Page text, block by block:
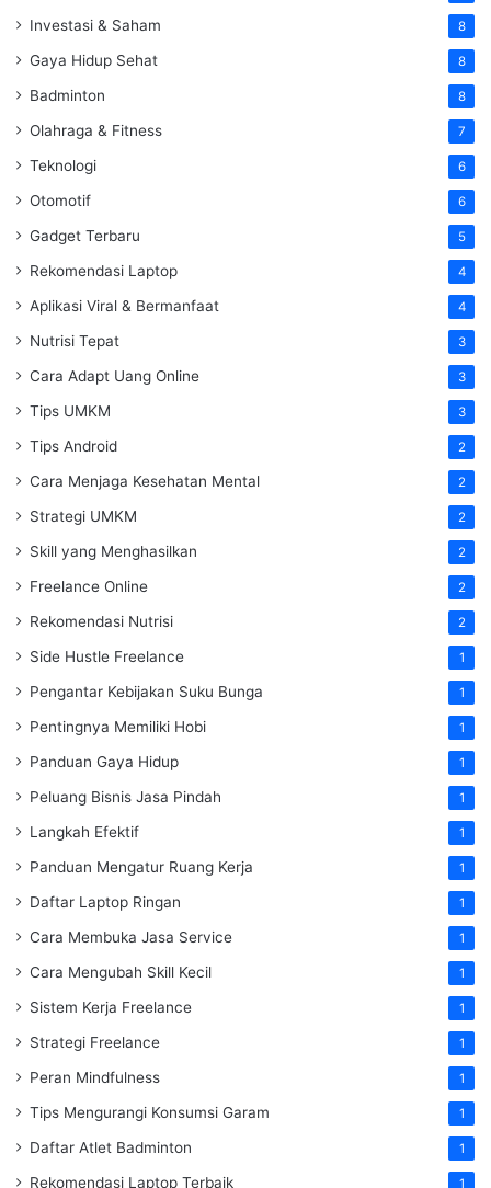
Investasi & Saham 8
Gaya Hidup Sehat 8
Badminton 8
Olahraga & Fitness 7
Teknologi 6
Otomotif 6
Gadget Terbaru 5
Rekomendasi Laptop 4
Aplikasi Viral & Bermanfaat 4
Nutrisi Tepat 3
Cara Adapt Uang Online 3
Tips UMKM 3
Tips Android 2
Cara Menjaga Kesehatan Mental 2
Strategi UMKM 2
Skill yang Menghasilkan 2
Freelance Online 2
Rekomendasi Nutrisi 2
Side Hustle Freelance 1
Pengantar Kebijakan Suku Bunga 1
Pentingnya Memiliki Hobi 1
Panduan Gaya Hidup 1
Peluang Bisnis Jasa Pindah 1
Langkah Efektif 1
Panduan Mengatur Ruang Kerja 1
Daftar Laptop Ringan 1
Cara Membuka Jasa Service 1
Cara Mengubah Skill Kecil 1
Sistem Kerja Freelance 1
Strategi Freelance 1
Peran Mindfulness 1
Tips Mengurangi Konsumsi Garam 1
Daftar Atlet Badminton 1
Rekomendasi Laptop Terbaik 1